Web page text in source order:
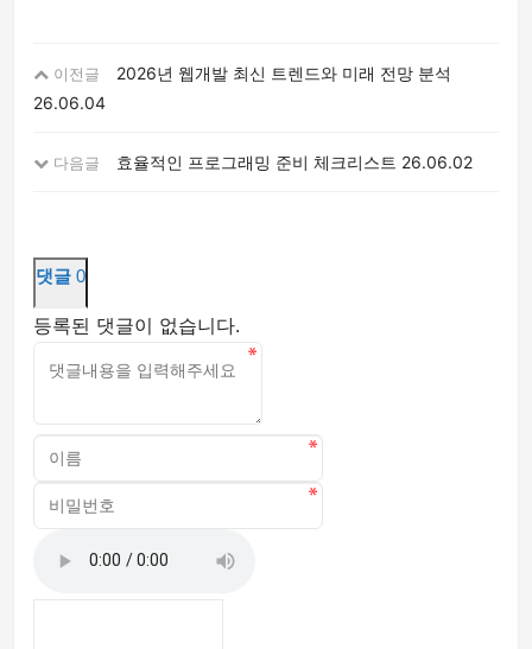
이전글
2026년 웹개발 최신 트렌드와 미래 전망 분석
26.06.04
다음글 효율적인 프로그래밍 준비 체크리스트 26.06.02
댓글 0
등록된 댓글이 없습니다.